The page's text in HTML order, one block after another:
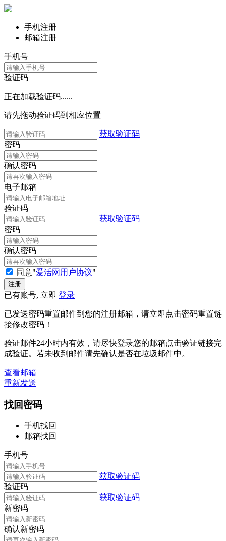
手机注册
邮箱注册
手机号
验证码
正在加载验证码......
请先拖动验证码到相应位置
获取验证码
密码
确认密码
电子邮箱
验证码
获取验证码
密码
确认密码
同意"爱活网用户协议"
已有账号, 立即 登录
已发送密码重置邮件到您的注册邮箱，请立即点击密码重置链
接修改密码！
验证邮件24小时内有效，请尽快登录您的邮箱点击验证链接完
成验证。若未收到邮件请先确认是否在垃圾邮件中。
查看邮箱
重新发送
找回密码
手机找回
邮箱找回
手机号
获取验证码
验证码
获取验证码
新密码
确认新密码